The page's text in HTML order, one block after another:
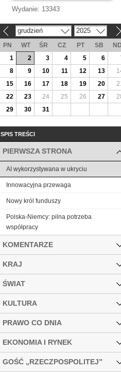
Wydanie: 13343
grudzień 2025
PN WT ŚR CZ PT SB
ND
1
2 3 4 5 6
8
9 10 11 12 13
15
16 17 18 19 20
22
23 24 25 26 27
29
30 31
SPIS TREŚCI
PIERWSZA STRONA
AI wykorzystywana w ukryciu
Innowacyjna przewaga
Nowy król funduszy
Polska-Niemcy: pilna potrzeba
współpracy
KOMENTARZE
KRAJ
ŚWIAT
KULTURA
PRAWO CO DNIA
EKONOMIA I RYNEK
GOŚĆ „RZECZPOSPOLITEJ”